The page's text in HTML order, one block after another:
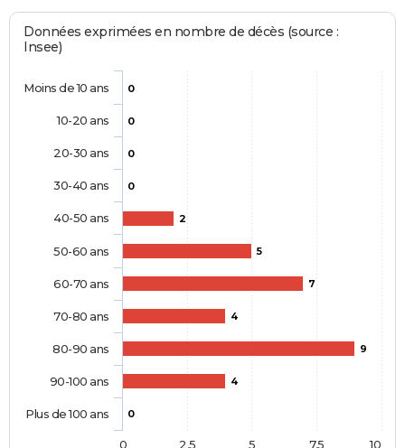
Données exprimées en nombre de décès (source :
Insee)
0
0
0
0
2
5
7
4
9
4
0
Moins de 10 ans
10-20 ans
20-30 ans
30-40 ans
40-50 ans
50-60 ans
60-70 ans
70-80 ans
80-90 ans
90-100 ans
Plus de 100 ans
0 10
2,5 5 7,5